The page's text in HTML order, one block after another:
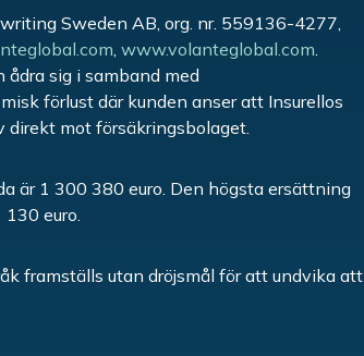
Sweden AB, org. nr. 559136-4277,
, www.volanteglobal.com.
sig i samband med
förlust där kunden anser att Insurellos
direkt mot försäkringsbolaget.
är 1 300 380 euro. Den högsta ersättning
euro.
framställs utan dröjsmål för att undvika att